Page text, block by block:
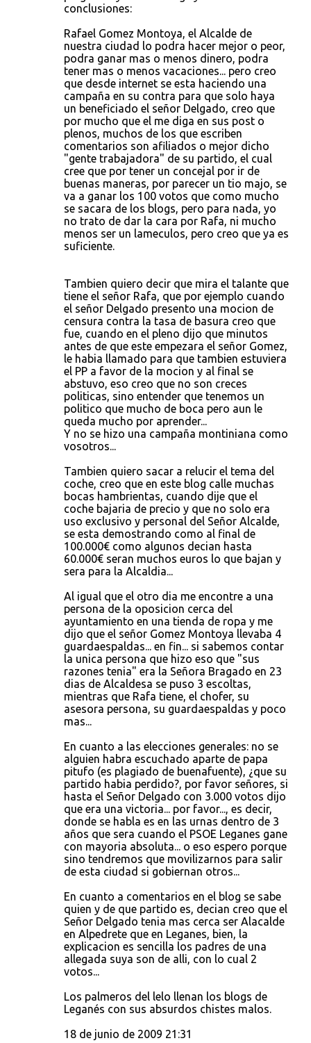
conclusiones:
Rafael Gomez Montoya, el Alcalde de
nuestra ciudad lo podra hacer mejor o peor,
podra ganar mas o menos dinero, podra
tener mas o menos vacaciones... pero creo
que desde internet se esta haciendo una
campaña en su contra para que solo haya
un beneficiado el señor Delgado, creo que
por mucho que el me diga en sus post o
plenos, muchos de los que escriben
comentarios son afiliados o mejor dicho
"gente trabajadora" de su partido, el cual
cree que por tener un concejal por ir de
buenas maneras, por parecer un tio majo, se
va a ganar los 100 votos que como mucho
se sacara de los blogs, pero para nada, yo
no trato de dar la cara por Rafa, ni mucho
menos ser un lameculos, pero creo que ya es
suficiente.
Tambien quiero decir que mira el talante que
tiene el señor Rafa, que por ejemplo cuando
el señor Delgado presento una mocion de
censura contra la tasa de basura creo que
fue, cuando en el pleno dijo que minutos
antes de que este empezara el señor Gomez,
le habia llamado para que tambien estuviera
el PP a favor de la mocion y al final se
abstuvo, eso creo que no son creces
politicas, sino entender que tenemos un
politico que mucho de boca pero aun le
queda mucho por aprender...
Y no se hizo una campaña montiniana como
vosotros...
Tambien quiero sacar a relucir el tema del
coche, creo que en este blog calle muchas
bocas hambrientas, cuando dije que el
coche bajaria de precio y que no solo era
uso exclusivo y personal del Señor Alcalde,
se esta demostrando como al final de
100.000€ como algunos decian hasta
60.000€ seran muchos euros lo que bajan y
sera para la Alcaldia...
Al igual que el otro dia me encontre a una
persona de la oposicion cerca del
ayuntamiento en una tienda de ropa y me
dijo que el señor Gomez Montoya llevaba 4
guardaespaldas... en fin... si sabemos contar
la unica persona que hizo eso que "sus
razones tenia" era la Señora Bragado en 23
dias de Alcaldesa se puso 3 escoltas,
mientras que Rafa tiene, el chofer, su
asesora persona, su guardaespaldas y poco
mas...
En cuanto a las elecciones generales: no se
alguien habra escuchado aparte de papa
pitufo (es plagiado de buenafuente), ¿que su
partido habia perdido?, por favor señores, si
hasta el Señor Delgado con 3.000 votos dijo
que era una victoria... por favor..., es decir,
donde se habla es en las urnas dentro de 3
años que sera cuando el PSOE Leganes gane
con mayoria absoluta... o eso espero porque
sino tendremos que movilizarnos para salir
de esta ciudad si gobiernan otros...
En cuanto a comentarios en el blog se sabe
quien y de que partido es, decian creo que el
Señor Delgado tenia mas cerca ser Alacalde
en Alpedrete que en Leganes, bien, la
explicacion es sencilla los padres de una
allegada suya son de alli, con lo cual 2
votos...
Los palmeros del lelo llenan los blogs de
Leganés con sus absurdos chistes malos.
18 de junio de 2009 21:31